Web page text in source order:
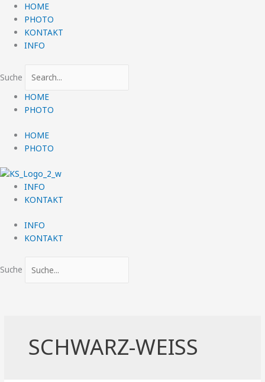
Zum
Inhalt
springen
HOME
PHOTO
KONTAKT
INFO
Suche
HOME
PHOTO
HOME
PHOTO
INFO
KONTAKT
INFO
KONTAKT
Suche
SCHWARZ-WEISS